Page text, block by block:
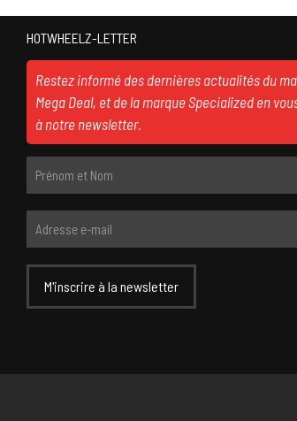
HOTWHEELZ-LETTER
Restez informé des dernières actualités du
Mega Deal, et de la marque Specialized en
à notre newsletter.